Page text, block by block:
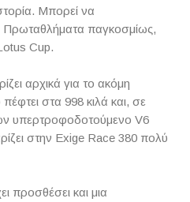
Μπορεί να
Πρωταθλήματα παγκοσμίως,
Cup.
αρχικά για το ακόμη
στα 998 κιλά και, σε
υπερτροφοδοτούμενο V6
στην Exige Race 380 πολύ
προσθέσει και μια